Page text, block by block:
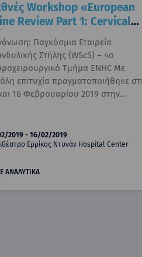
Workshop «European
Review Part 1: Cervical
Παγκόσμια Εταιρεία
Στήλης (WScS) – 4ο
Τμήμα ENHC Με
επιτυχία πραγματοποιήθηκε
16 Φεβρουαρίου 2019 στην…
2019 - 16/02/2019
Ερρίκος Ντυνάν Hospital Center
ΑΝΑΛΥΤΙΚΑ